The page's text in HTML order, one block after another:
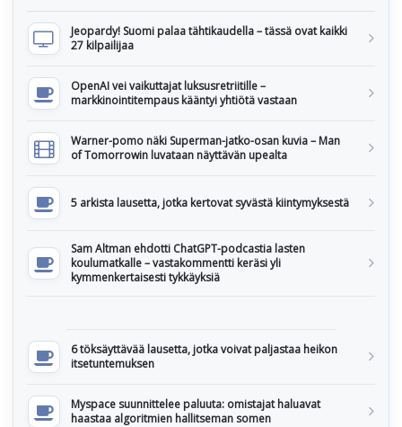
Jeopardy! Suomi palaa tähtikaudella – tässä ovat kaikki
27 kilpailijaa
OpenAI vei vaikuttajat luksusretriitille –
markkinointitempaus kääntyi yhtiötä vastaan
Warner-pomo näki Superman-jatko-osan kuvia – Man
of Tomorrowin luvataan näyttävän upealta
5 arkista lausetta, jotka kertovat syvästä kiintymyksestä
Sam Altman ehdotti ChatGPT-podcastia lasten
koulumatkalle – vastakommentti keräsi yli
kymmenkertaisesti tykkäyksiä
6 töksäyttävää lausetta, jotka voivat paljastaa heikon
itsetuntemuksen
Myspace suunnittelee paluuta: omistajat haluavat
haastaa algoritmien hallitseman somen